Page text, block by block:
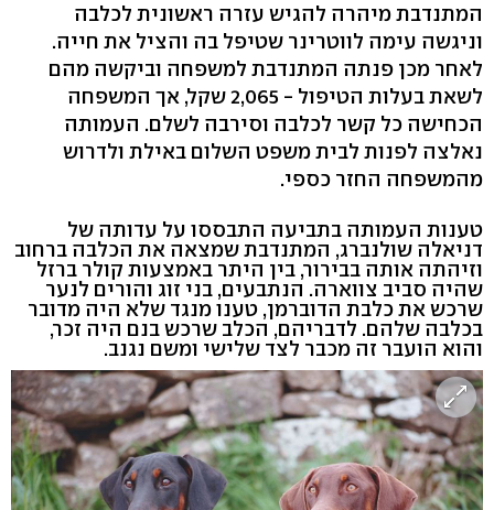
המתנדבת מיהרה להגיש עזרה ראשונית לכלבה
וניגשה עימה לווטרינר שטיפל בה והציל את חייה.
לאחר מכן פנתה המתנדבת למשפחה וביקשה מהם
לשאת בעלות הטיפול - 2,065 שקל, אך המשפחה
הכחישה כל קשר לכלבה וסירבה לשלם. העמותה
נאלצה לפנות לבית משפט השלום באילת ולדרוש
מהמשפחה החזר כספי.
טענות העמותה בתביעה התבססו על עדותה של
דניאלה שולנברג, המתנדבת שמצאה את הכלבה ברחוב
וזיהתה אותה בבירור, בין היתר באמצעות קולר ברזל
שהיה סביב צווארה. הנתבעים, בני זוג והורים לנער
שרכש את כלבת הדוברמן, טענו מנגד שלא היה מדובר
בכלבה שלהם. לדבריהם, הכלב שרכש בנם היה זכר,
והוא הועבר זה מכבר לצד שלישי ומשם נגנב.